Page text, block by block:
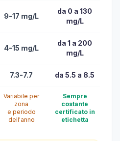
9-17 mg/L
da 0 a 130
mg/L
4-15 mg/L
da 1 a 200
mg/L
7.3-7.7 da 5.5 a 8.5
Variabile per
zona
e periodo
dell'anno
Sempre
costante
certificato in
etichetta